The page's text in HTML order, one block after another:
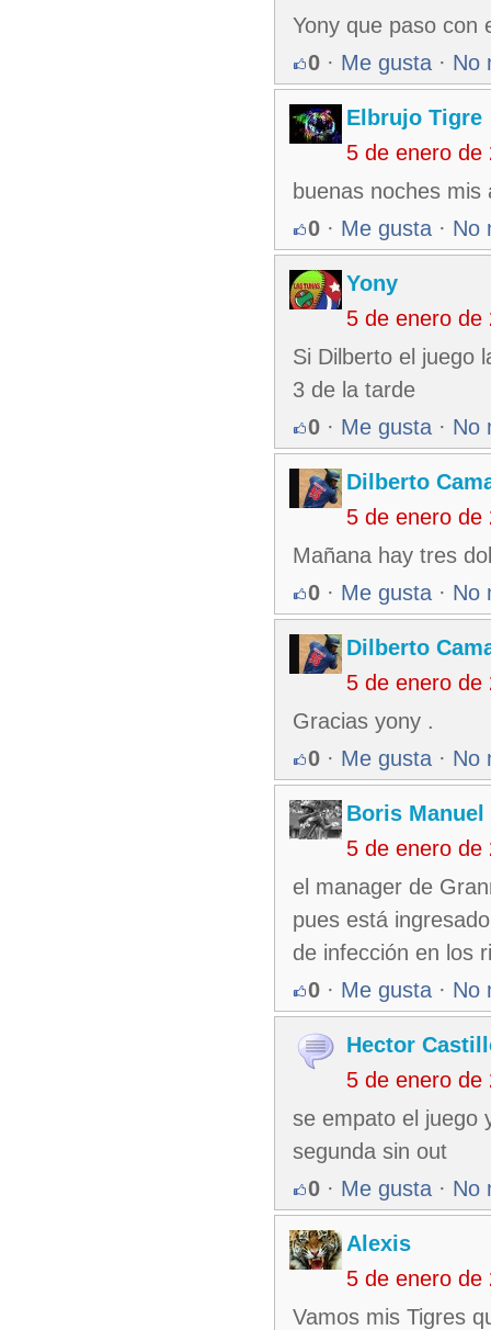
Yony que paso con
0 · Me gusta · No
Elbrujo Tigre
5 de enero de
buenas noches
0 · Me gusta · No
Yony
5 de enero de
Si Dilberto el juego
3 de la tarde
0 · Me gusta · No
Dilberto
5 de enero de
Mañana hay tres
0 · Me gusta · No
Dilberto
5 de enero de
Gracias yony .
0 · Me gusta · No
Boris Manuel
5 de enero de
el manager de
pues está
de infección en los
0 · Me gusta · No
Hector
5 de enero de
se empato el juego
segunda sin out
0 · Me gusta · No
Alexis
5 de enero de
Vamos mis Tigres